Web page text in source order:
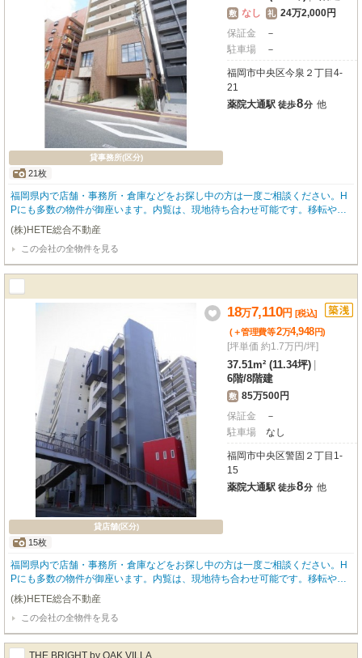
貸事務所(区分)
21枚
敷 なし 礼 24万2,000円
保証金
－
駐車場
－
福岡市中央区今泉２丁目4-
21
薬院大通駅 徒歩8分 他
福岡県内で店舗・事務所・倉庫などをお探し中の方は一度ご相談ください。H
Pにも多数の物件が御座います。内覧は、現地待ち合わせ可能です。移転や増
設、新規開業等、しっかりとご対応をさせていただきます。
(株)HETE総合不動産
この会社の全物件を見る
貸店舗(区分)
15枚
18万7,110円 [税込]
(＋管理費等2万4,948円)
[坪単価 約1.7万円/坪]
37.51m² (11.34坪)
6階/8階建
敷 85万500円
保証金
－
駐車場
なし
福岡市中央区警固２丁目1-
15
薬院大通駅 徒歩8分 他
福岡県内で店舗・事務所・倉庫などをお探し中の方は一度ご相談ください。H
Pにも多数の物件が御座います。内覧は、現地待ち合わせ可能です。移転や増
設、新規開業等、しっかりとご対応をさせていただきます。
(株)HETE総合不動産
この会社の全物件を見る
THE BRIGHT by OAK VILLA